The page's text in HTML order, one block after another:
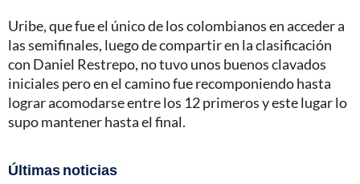
Uribe, que fue el único de los colombianos en acceder a
las semifinales, luego de compartir en la clasificación
con Daniel Restrepo, no tuvo unos buenos clavados
iniciales pero en el camino fue recomponiendo hasta
lograr acomodarse entre los 12 primeros y este lugar lo
supo mantener hasta el final.
Últimas noticias